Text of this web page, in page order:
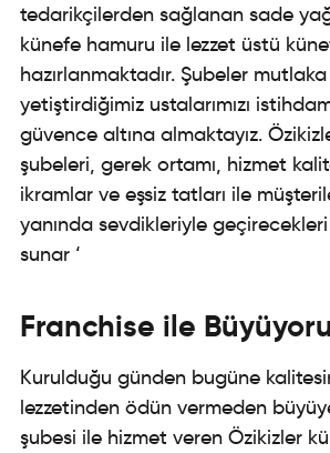
tedarikçilerden sağlanan sade
künefe hamuru ile lezzet üstü
hazırlanmaktadır. Şubeler
yetiştirdiğimiz ustalarımızı
güvence altına almaktayız.
şubeleri, gerek ortamı, hizmet
ikramlar ve eşsiz tatları ile
yanında sevdikleriyle
sunar ‘
Franchise ile
Kurulduğu günden bugüne
lezzetinden ödün vermeden
şubesi ile hizmet veren Özikizler